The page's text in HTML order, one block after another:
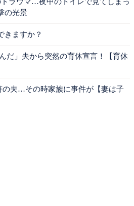
の光景
きますか？
だ」夫から突然の育休宣言！【育休
の夫…その時家族に事件が【妻は子